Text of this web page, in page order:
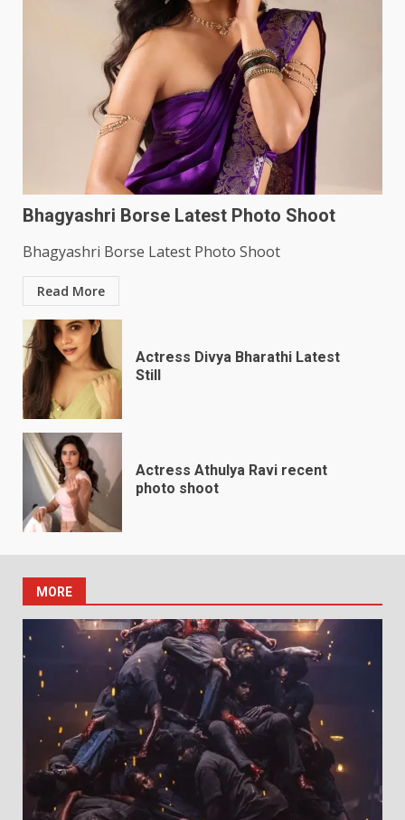
Bhagyashri Borse Latest Photo Shoot
Bhagyashri Borse Latest Photo Shoot
Read More
Actress Divya Bharathi Latest
Still
Actress Athulya Ravi recent
photo shoot
MORE